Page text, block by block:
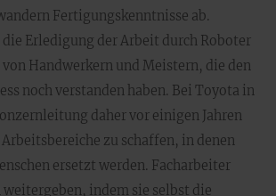
Fertigungskenntnisse ab.
Erledigung der Arbeit durch Roboter
Handwerkern und Meistern, die den
noch verstanden haben. Bei Toyota in
daher vor einigen Jahren
Arbeitsbereiche zu schaffen, in denen
ersetzt werden. Facharbeiter
indem sie selbst die